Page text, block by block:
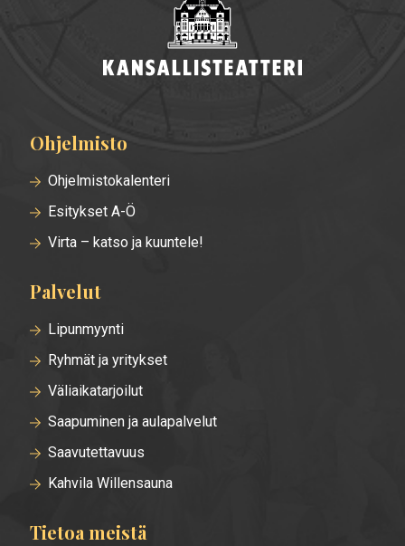
Alatunnisteen
valikko
Ohjelmisto
Ohjelmistokalenteri
Esitykset A-Ö
Virta – katso ja kuuntele!
Palvelut
Lipunmyynti
Ryhmät ja yritykset
Väliaikatarjoilut
Saapuminen ja aulapalvelut
Saavutettavuus
Kahvila Willensauna
Tietoa meistä